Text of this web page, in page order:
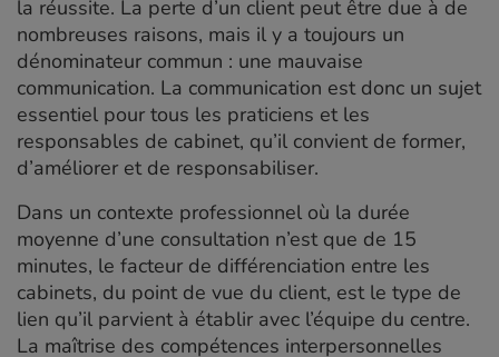
la réussite. La perte d’un client peut être due à de
nombreuses raisons, mais il y a toujours un
dénominateur commun : une mauvaise
communication. La communication est donc un sujet
essentiel pour tous les praticiens et les
responsables de cabinet, qu’il convient de former,
d’améliorer et de responsabiliser.
Dans un contexte professionnel où la durée
moyenne d’une consultation n’est que de 15
minutes, le facteur de différenciation entre les
cabinets, du point de vue du client, est le type de
lien qu’il parvient à établir avec l’équipe du centre.
La maîtrise des compétences interpersonnelles